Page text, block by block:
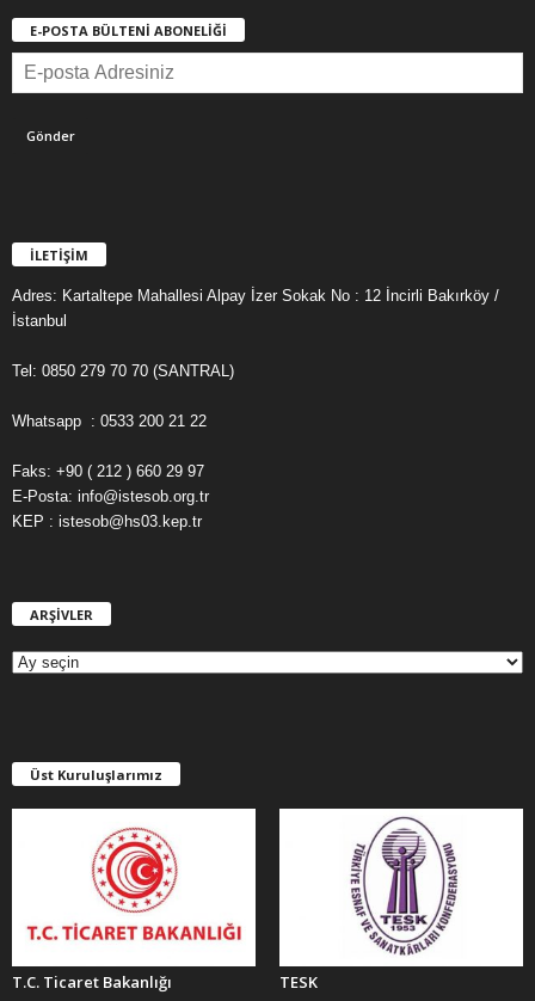
E-POSTA BÜLTENİ ABONELİĞİ
İLETİŞİM
Adres: Kartaltepe Mahallesi Alpay İzer Sokak No : 12 İncirli Bakırköy /
İstanbul
Tel: 0850 279 70 70 (SANTRAL)
Whatsapp : 0533 200 21 22
Faks: +90 ( 212 ) 660 29 97
E-Posta: info@istesob.org.tr
KEP : istesob@hs03.kep.tr
ARŞİVLER
E
R
Üst Kuruluşlarımız
T.C. Ticaret Bakanlığı TESK